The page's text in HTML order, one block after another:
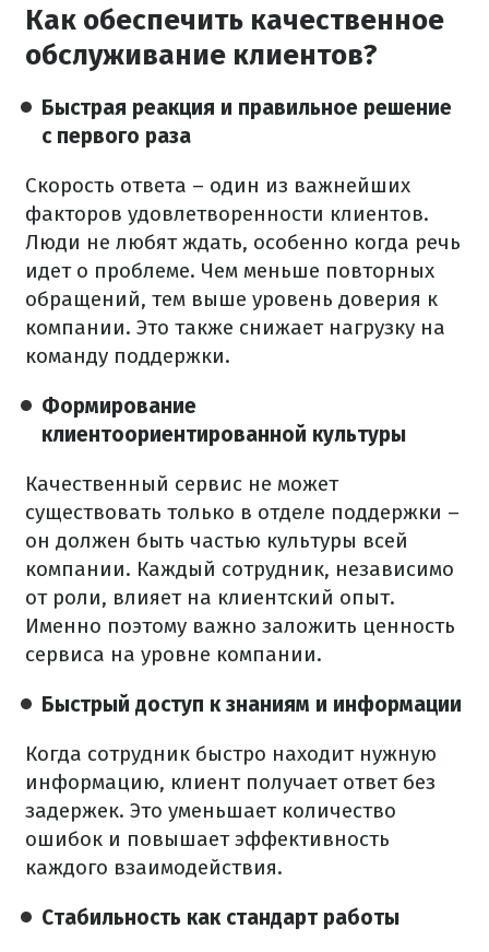
Как обеспечить качественное
обслуживание клиентов?
Быстрая реакция и правильное решение
с первого раза
Скорость ответа – один из важнейших
факторов удовлетворенности клиентов.
Люди не любят ждать, особенно когда речь
идет о проблеме. Чем меньше повторных
обращений, тем выше уровень доверия к
компании. Это также снижает нагрузку на
команду поддержки.
Формирование
клиентоориентированной культуры
Качественный сервис не может
существовать только в отделе поддержки –
он должен быть частью культуры всей
компании. Каждый сотрудник, независимо
от роли, влияет на клиентский опыт.
Именно поэтому важно заложить ценность
сервиса на уровне компании.
Быстрый доступ к знаниям и информации
Когда сотрудник быстро находит нужную
информацию, клиент получает ответ без
задержек. Это уменьшает количество
ошибок и повышает эффективность
каждого взаимодействия.
Стабильность как стандарт работы